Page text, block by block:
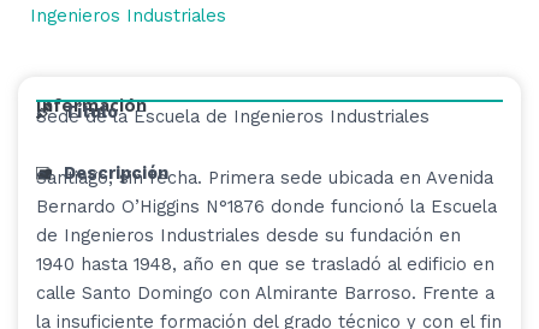
Ingenieros Industriales
Información
Título
Sede de la Escuela de Ingenieros Industriales
Descripción
Santiago, sin fecha. Primera sede ubicada en Avenida
Bernardo O’Higgins N°1876 donde funcionó la Escuela
de Ingenieros Industriales desde su fundación en
1940 hasta 1948, año en que se trasladó al edificio en
calle Santo Domingo con Almirante Barroso. Frente a
la insuficiente formación del grado técnico y con el fin